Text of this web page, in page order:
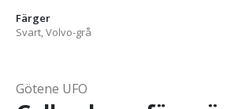
Färger
Svart, Volvo-grå
Götene UFO